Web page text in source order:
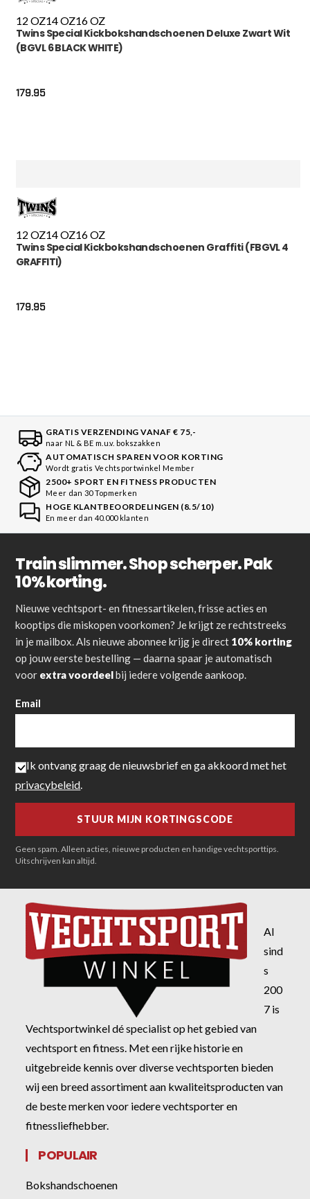
12 OZ14 OZ16 OZ
Twins Special Kickbokshandschoenen Deluxe Zwart Wit
(BGVL 6 BLACK WHITE)
179.95
12 OZ14 OZ16 OZ
Twins Special Kickbokshandschoenen Graffiti (FBGVL 4
GRAFFITI)
179.95
GRATIS VERZENDING VANAF € 75,-
naar NL & BE m.u.v. bokszakken
AUTOMATISCH SPAREN VOOR KORTING
Wordt gratis Vechtsportwinkel Member
2500+ SPORT EN FITNESS PRODUCTEN
Meer dan 30 Topmerken
HOGE KLANTBEOORDELINGEN (8.5/10)
En meer dan 40.000 klanten
Train slimmer. Shop scherper. Pak
10% korting.
Nieuwe vechtsport- en fitnessartikelen, frisse acties en
kooptips die miskopen voorkomen? Je krijgt ze rechtstreeks
in je mailbox. Als nieuwe abonnee krijg je direct 10% korting
op jouw eerste bestelling — daarna spaar je automatisch
voor extra voordeelbij iedere volgende aankoop.
Email
Ik ontvang graag de nieuwsbrief en ga akkoord met het
privacybeleid.
Geen spam. Alleen acties, nieuwe producten en handige vechtsporttips.
Uitschrijven kan altijd.
Al
sind
s
200
7 is
Vechtsportwinkel dé specialist op het gebied van
vechtsport en fitness. Met een rijke historie en
uitgebreide kennis over diverse vechtsporten bieden
wij een breed assortiment aan kwaliteitsproducten van
de beste merken voor iedere vechtsporter en
fitnessliefhebber.
POPULAIR
Bokshandschoenen